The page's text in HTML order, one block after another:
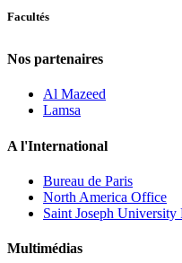
Facultés
Nos partenaires
Al Mazeed
Lamsa
A l'International
Bureau de Paris
North America Office
Saint Joseph
Multimédias